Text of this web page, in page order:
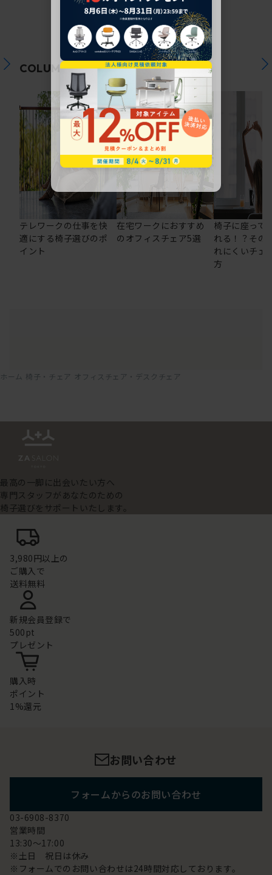
COLUMN関連コラム
テレワークの仕事を快
適にする椅子選びのポ
イント
在宅ワークにおすすめ
のオフィスチェア5選
椅子に座って
れる！？その
れにくいチェ
方
ホーム 椅子・チェア オフィスチェア・デスクチェア
最高の一脚に出会いたい方へ
専門スタッフがあなたのための
椅子選びをサポートいたします。
3,980円以上の
ご購入で
送料無料
新規会員登録で
500pt
プレゼント
購入時
ポイント
1%還元
お問い合わせ
フォームからのお問い合わせ
03-6908-8370
営業時間
13:30～17:00
※土日 祝日は休み
※フォームでのお問い合わせは24時間対応しております。